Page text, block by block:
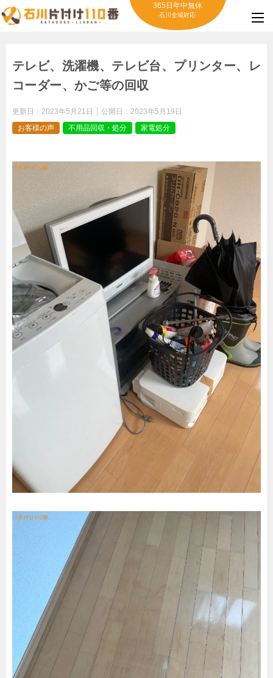
365日年中無休
石川全域対応
テレビ、洗濯機、テレビ台、プリンター、レ
コーダー、かご等の回収
更新日： 2023年5月21日 公開日： 2023年5月19日
お客様の声
不用品回収・処分 家電処分